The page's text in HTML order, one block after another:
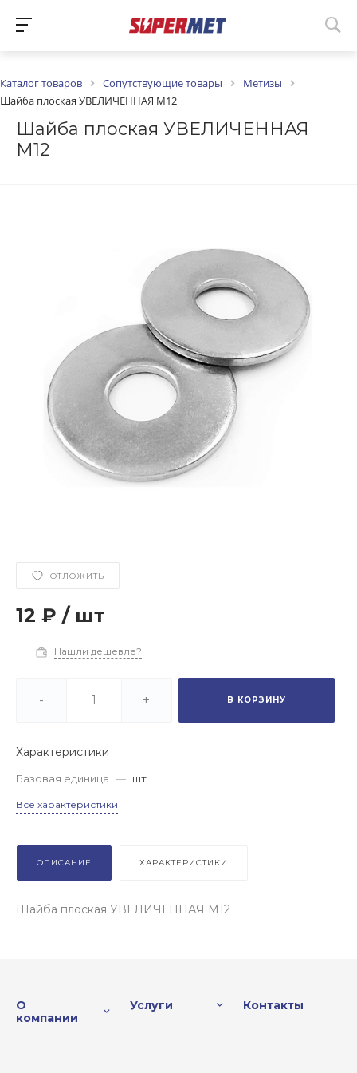
Каталог товаров Сопутствующие товары
Метизы
Шайба плоская УВЕЛИЧЕННАЯ М12
Шайба плоская УВЕЛИЧЕННАЯ
М12
ОТЛОЖИТЬ
12 ₽ / шт
Нашли дешевле?
- + В КОРЗИНУ
Характеристики
Базовая единица — шт
Все характеристики
ОПИСАНИЕ ХАРАКТЕРИСТИКИ
Шайба плоская УВЕЛИЧЕННАЯ М12
О
компании
Услуги Контакты